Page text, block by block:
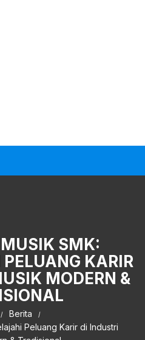
SMK:
KARIR
MODERN &
Berita
Peluang Karir di Industri